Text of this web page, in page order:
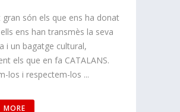
gran són els que ens ha donat
ens han transmès la seva
i un bagatge cultural,
els que en fa CATALANS.
los i respectem-los ...
MORE